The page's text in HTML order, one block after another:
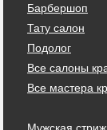
Барбершоп
Тату салон
Подолог
Все салоны
Все мастера
Мужская